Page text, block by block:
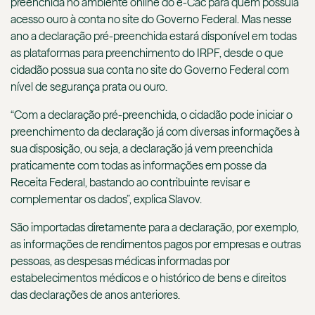
acesso ouro à conta no site do Governo Federal. Mas nesse
ano a declaração pré-preenchida estará disponível em todas
as plataformas para preenchimento do IRPF, desde o que
cidadão possua sua conta no site do Governo Federal com
nível de segurança prata ou ouro.
“Com a declaração pré-preenchida, o cidadão pode iniciar o
preenchimento da declaração já com diversas informações à
sua disposição, ou seja, a declaração já vem preenchida
praticamente com todas as informações em posse da
Receita Federal, bastando ao contribuinte revisar e
complementar os dados”, explica Slavov.
São importadas diretamente para a declaração, por exemplo,
as informações de rendimentos pagos por empresas e outras
pessoas, as despesas médicas informadas por
estabelecimentos médicos e o histórico de bens e direitos
das declarações de anos anteriores.